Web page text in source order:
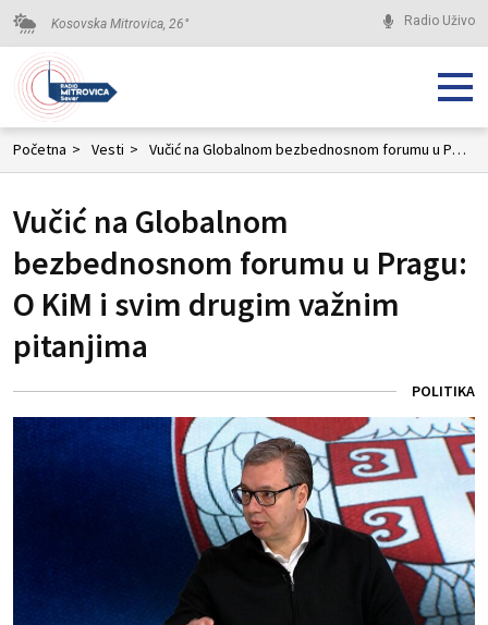
Kosovska Mitrovica, 26° Radio Uživo
Početna > Vesti > Vučić na Globalnom bezbednosnom forumu u Pragu: O KiM i svim drugim važnim pitanjima
Vučić na Globalnom
bezbednosnom forumu u Pragu:
O KiM i svim drugim važnim
pitanjima
POLITIKA